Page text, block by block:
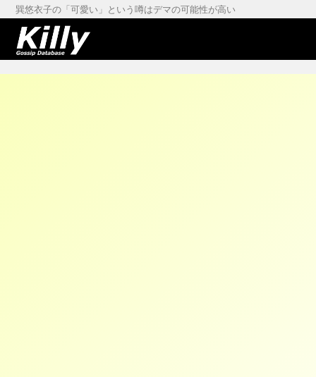
巽悠衣子の「可愛い」という噂はデマの可能性が高い